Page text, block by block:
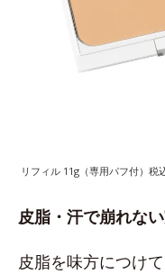
リフィル 11g（専用パフ付）税
皮脂・汗で崩れな
皮脂を味方につけ